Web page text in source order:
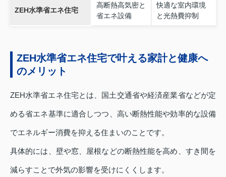
ZEH水準省エネ住宅
高断熱高気密と
省エネ設備
快適な室内環境
と光熱費抑制
ZEH水準省エネ住宅で叶える家計と健康へ
のメリット
ZEH水準省エネ住宅とは、国土交通省や経済産業省などが定
める省エネ基準に適合しつつ、高い断熱性能や効率的な設備
でエネルギー消費を抑える住まいのことです。
具体的には、壁や窓、屋根などの断熱性能を高め、すき間を
減らすことで外気の影響を受けにくくします。